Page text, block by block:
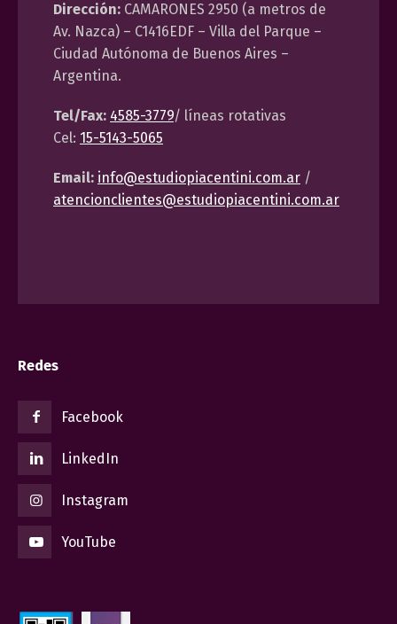
Dirección: CAMARONES 2950 (a metros de
Av. Nazca) – C1416EDF – Villa del Parque –
Ciudad Autónoma de Buenos Aires –
Argentina.
Tel/Fax: 4585-3779/ líneas rotativas
Cel: 15-5143-5065
Email: info@estudiopiacentini.com.ar /
atencionclientes@estudiopiacentini.com.ar
Redes
Facebook
LinkedIn
Instagram
YouTube